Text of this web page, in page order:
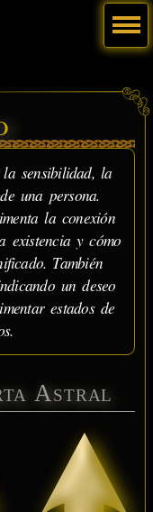
sensibilidad, la
una persona.
la conexión
existencia y cómo
También
un deseo
estados de
Astral
Menú